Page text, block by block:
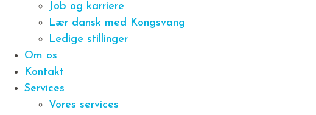
Job og karriere
Lær dansk med Kongsvang
Ledige stillinger
Om os
Kontakt
Services
Vores services